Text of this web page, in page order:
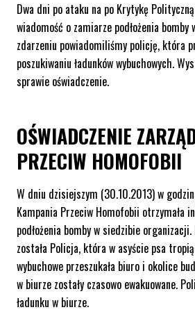
Dwa dni po ataku na po Krytykę
wiadomość o zamiarze podłożenia bomby
zdarzeniu powiadomiliśmy policję, która
poszukiwaniu ładunków wybuchowych.
sprawie oświadczenie.
OŚWIADCZENIE
PRZECIW HOMOFOBII
W dniu dzisiejszym (30.10.2013) w
Kampania Przeciw Homofobii otrzymała
podłożenia bomby w siedzibie
została Policja, która w asyście psa
wybuchowe przeszukała biuro i okolice
w biurze zostały czasowo ewakuowane.
ładunku w biurze.